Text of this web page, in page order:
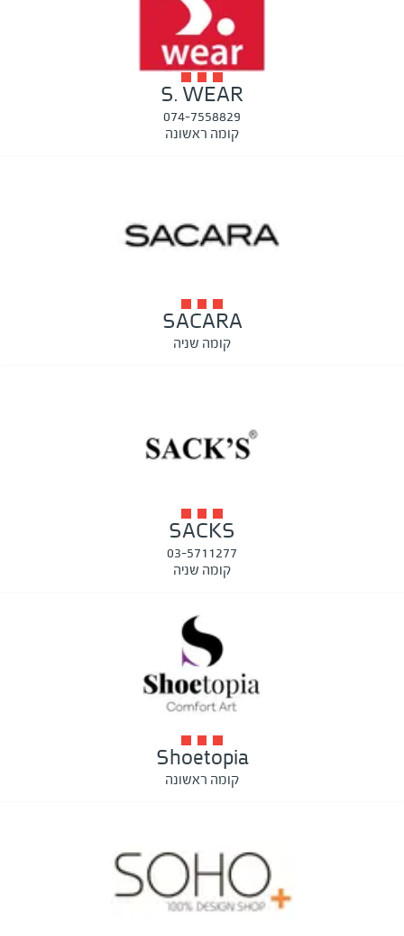
S. WEAR
074-7558829
קומה ראשונה
SACARA
קומה שניה
SACKS
03-5711277
קומה שניה
Shoetopia
קומה ראשונה